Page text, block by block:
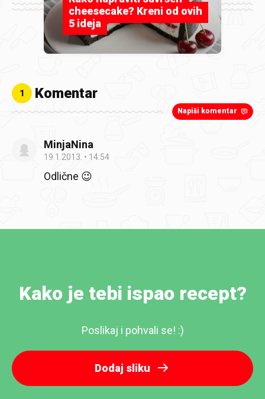
cheesecake? Kreni od ovih
5 ideja
1 Komentar
Napiši komentar
MinjaNina
19.1.2013. 14:54
Odlične 😉
Kako je tebi ispao recept?
Poslikaj i pohvali se! :)
Dodaj sliku